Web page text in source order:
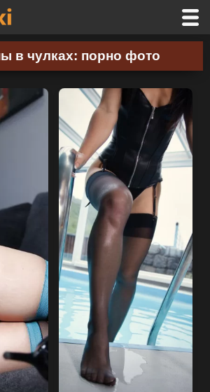
в чулках: порно фото